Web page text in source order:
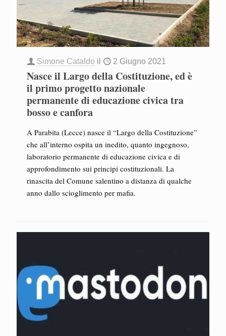
Simone Cataldo il 2 Giugno 2021
Nasce il Largo della Costituzione, ed è
il primo progetto nazionale
permanente di educazione civica tra
bosso e canfora
A Parabita (Lecce) nasce il “Largo della Costituzione”
che all’interno ospita un inedito, quanto ingegnoso,
laboratorio permanente di educazione civica e di
approfondimento sui principi costituzionali. La
rinascita del Comune salentino a distanza di qualche
anno dallo scioglimento per mafia.